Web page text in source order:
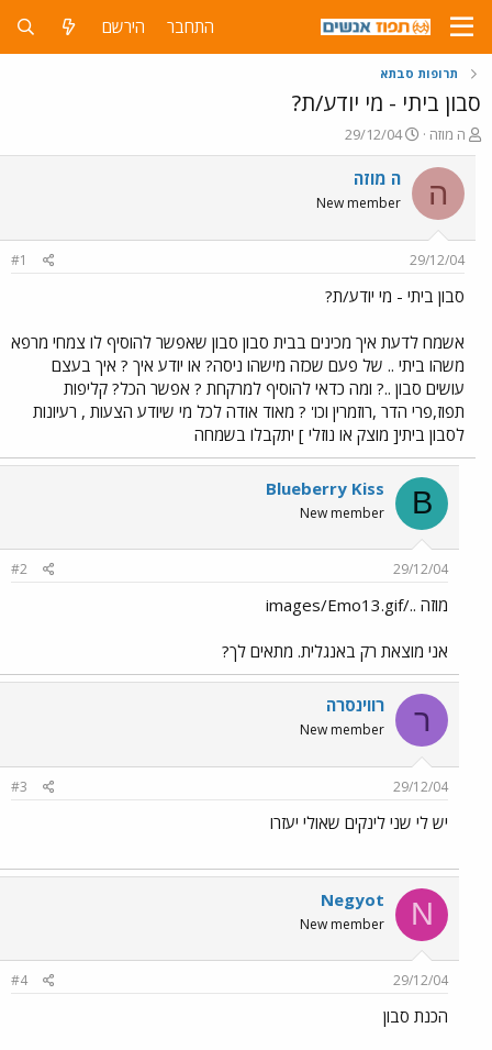
התחבר הירשם
תרופות סבתא
סבון ביתי - מי יודע/ת?
פ
ו
ת
ח
ה
ש
א
ה מוזה
פ
ו
ר
ם
29/12/04
ה ה מוזה
New member
29/12/04
#1
סבון ביתי - מי יודע/ת?
אשמח לדעת איך מכינים בבית סבון סבון שאפשר להוסיף לו צמחי מרפא
משהו ביתי .. של פעם שכזה מישהו ניסה? או יודע איך ? איך בעצם
עושים סבון ..? ומה כדאי להוסיף למרקחת ? אפשר הכל? קליפות
תפוז,פרי הדר ,רוזמרין וכו' ? מאוד אודה לכל מי שיודע הצעות , רעיונות
לסבון ביתי[ מוצק או נוזלי ] יתקבלו בשמחה
B
Blueberry Kiss
New member
29/12/04
#2
מוזה ../images/Emo13.gif
אני מוצאת רק באנגלית. מתאים לך?
ר רווינסרה
New member
29/12/04
#3
יש לי שני לינקים שאולי יעזרו
N
Negyot
New member
29/12/04
#4
הכנת סבון